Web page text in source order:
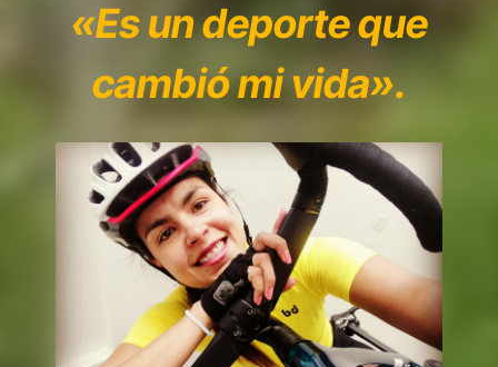
«Es un deporte que
cambió mi vida».